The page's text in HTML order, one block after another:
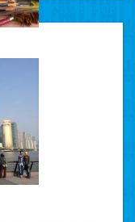
НОЖІВОК